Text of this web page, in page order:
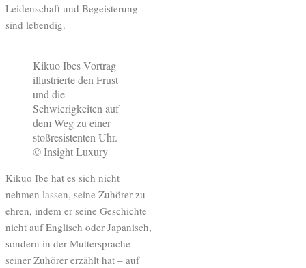
Leidenschaft und Begeisterung
sind lebendig.
Kikuo Ibes Vortrag
illustrierte den Frust
und die
Schwierigkeiten auf
dem Weg zu einer
stoßresistenten Uhr.
© Insight Luxury
Kikuo Ibe hat es sich nicht
nehmen lassen, seine Zuhörer zu
ehren, indem er seine Geschichte
nicht auf Englisch oder Japanisch,
sondern in der Muttersprache
seiner Zuhörer erzählt hat – auf